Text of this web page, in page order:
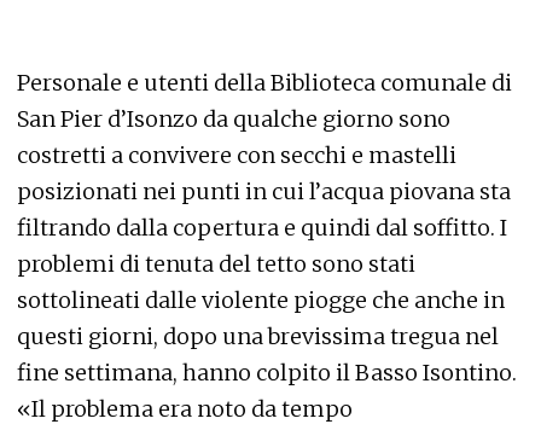
Personale e utenti della Biblioteca comunale di
San Pier d’Isonzo da qualche giorno sono
costretti a convivere con secchi e mastelli
posizionati nei punti in cui l’acqua piovana sta
filtrando dalla copertura e quindi dal soffitto. I
problemi di tenuta del tetto sono stati
sottolineati dalle violente piogge che anche in
questi giorni, dopo una brevissima tregua nel
fine settimana, hanno colpito il Basso Isontino.
«Il problema era noto da tempo